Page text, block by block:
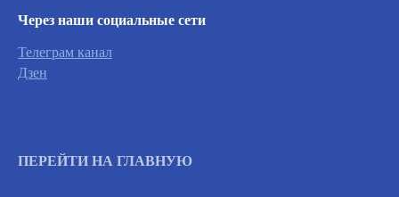
Через наши социальные сети
Телеграм канал
Дзен
ПЕРЕЙТИ НА ГЛАВНУЮ